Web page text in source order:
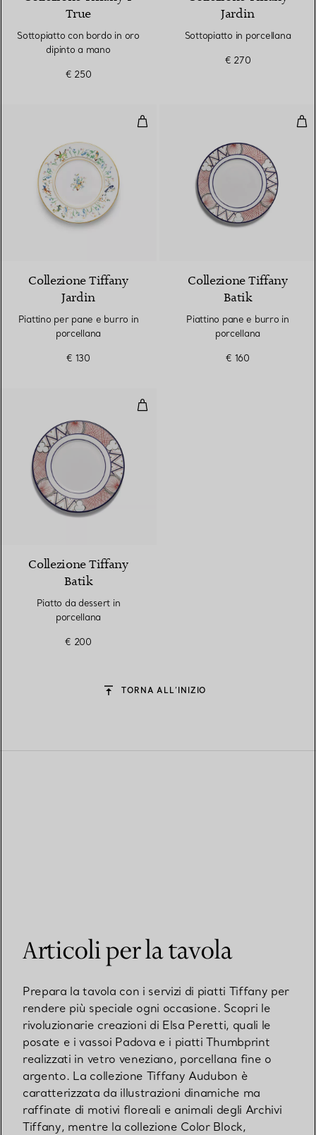
True
Sottopiatto con bordo in oro
dipinto a mano
€ 250
Jardin
Sottopiatto in porcellana
€ 270
Piattino per pane e burro in
Collezione Tiffany
Jardin
Piattino per pane e burro in
porcellana
€ 130
Collezione Tiffany
Batik
Piattino pane e burro in
porcellana
€ 160
Piatto da dessert in porcellana
Collezione Tiffany
Batik
Piatto da dessert in
porcellana
€ 200
TORNA ALL’INIZIO
Articoli per la tavola
Prepara la tavola con i servizi di piatti Tiffany per
rendere più speciale ogni occasione. Scopri le
rivoluzionarie creazioni di Elsa Peretti, quali le
posate e i vassoi Padova e i piatti Thumbprint
realizzati in vetro veneziano, porcellana fine o
argento. La collezione Tiffany Audubon è
caratterizzata da illustrazioni dinamiche ma
raffinate di motivi floreali e animali degli Archivi
Tiffany, mentre la collezione Color Block,